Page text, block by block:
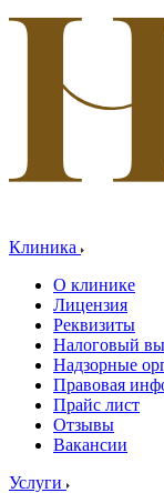
Клиника
О клинике
Лицензия
Реквизиты
Налоговый
Надзорные
Правовая
Прайс лист
Отзывы
Вакансии
Услуги